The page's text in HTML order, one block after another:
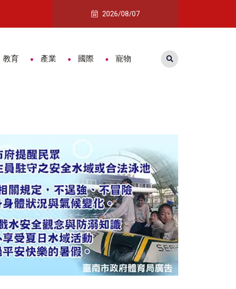
日本咖哩麵包總冠軍技術首度來台 台
2026/08/07
教育 產業 國際 寵物